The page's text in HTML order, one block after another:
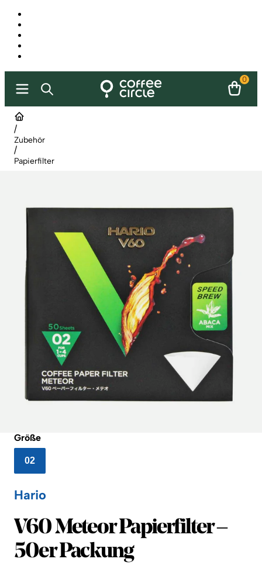
0
/
Zubehör
/
Papierfilter
Größe
02
Hario
Hario
V60 Meteor Papierfilter –
50er Packung